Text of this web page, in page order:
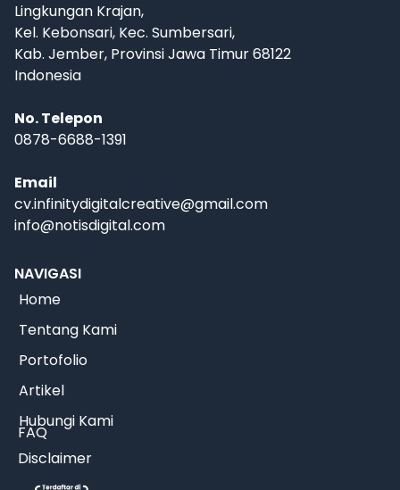
Lingkungan Krajan,
Kel. Kebonsari, Kec. Sumbersari,
Kab. Jember, Provinsi Jawa Timur 68122
Indonesia
No. Telepon
0878-6688-1391
Email
cv.infinitydigitalcreative@gmail.com
info@notisdigital.com
NAVIGASI
Home
Tentang Kami
Portofolio
Artikel
Hubungi Kami
FAQ
Disclaimer